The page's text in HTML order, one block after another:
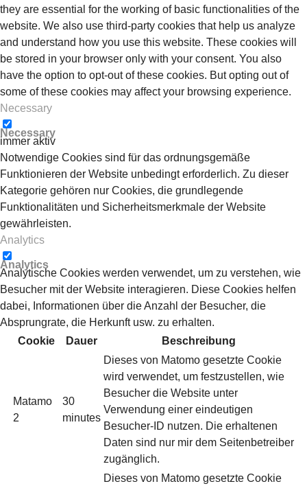
they are essential for the working of basic functionalities of the
website. We also use third-party cookies that help us analyze
and understand how you use this website. These cookies will
be stored in your browser only with your consent. You also
have the option to opt-out of these cookies. But opting out of
some of these cookies may affect your browsing experience.
Necessary
Necessary
immer aktiv
Notwendige Cookies sind für das ordnungsgemäße
Funktionieren der Website unbedingt erforderlich. Zu dieser
Kategorie gehören nur Cookies, die grundlegende
Funktionalitäten und Sicherheitsmerkmale der Website
gewährleisten.
Analytics
Analytics
Analytische Cookies werden verwendet, um zu verstehen, wie
Besucher mit der Website interagieren. Diese Cookies helfen
dabei, Informationen über die Anzahl der Besucher, die
Absprungrate, die Herkunft usw. zu erhalten.
Cookie
Dauer Beschreibung
Matamo
2
30
minutes
Dieses von Matomo gesetzte Cookie
wird verwendet, um festzustellen, wie
Besucher die Website unter
Verwendung einer eindeutigen
Besucher-ID nutzen. Die erhaltenen
Daten sind nur mir dem Seitenbetreiber
zugänglich.
Dieses von Matomo gesetzte Cookie